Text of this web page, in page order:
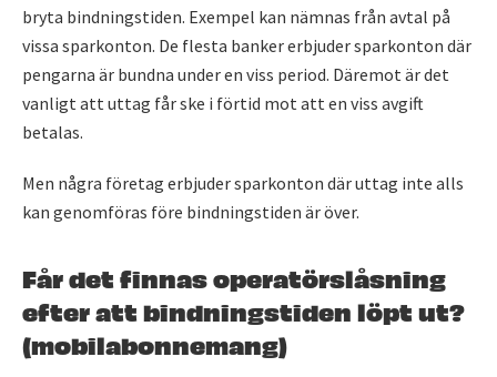
bryta bindningstiden. Exempel kan nämnas från avtal på
vissa sparkonton. De flesta banker erbjuder sparkonton där
pengarna är bundna under en viss period. Däremot är det
vanligt att uttag får ske i förtid mot att en viss avgift
betalas.
Men några företag erbjuder sparkonton där uttag inte alls
kan genomföras före bindningstiden är över.
Får det finnas operatörslåsning
efter att bindningstiden löpt ut?
(mobilabonnemang)